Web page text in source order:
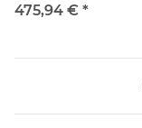
475,94 € *